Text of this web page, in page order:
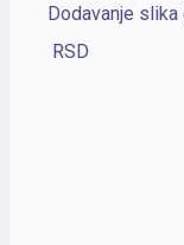
Dodavanje slika
RSD